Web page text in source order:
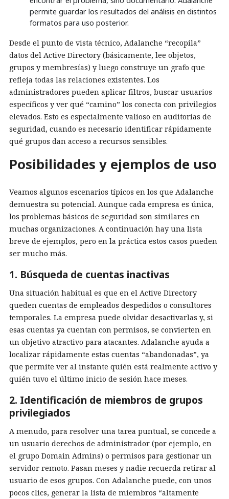
permite guardar los resultados del análisis en distintos
formatos para uso posterior.
Desde el punto de vista técnico, Adalanche “recopila”
datos del Active Directory (básicamente, lee objetos,
grupos y membresías) y luego construye un grafo que
refleja todas las relaciones existentes. Los
administradores pueden aplicar filtros, buscar usuarios
específicos y ver qué “camino” los conecta con privilegios
elevados. Esto es especialmente valioso en auditorías de
seguridad, cuando es necesario identificar rápidamente
qué grupos dan acceso a recursos sensibles.
Posibilidades y ejemplos de uso
Veamos algunos escenarios típicos en los que Adalanche
demuestra su potencial. Aunque cada empresa es única,
los problemas básicos de seguridad son similares en
muchas organizaciones. A continuación hay una lista
breve de ejemplos, pero en la práctica estos casos pueden
ser mucho más.
1. Búsqueda de cuentas inactivas
Una situación habitual es que en el Active Directory
queden cuentas de empleados despedidos o consultores
temporales. La empresa puede olvidar desactivarlas y, si
esas cuentas ya cuentan con permisos, se convierten en
un objetivo atractivo para atacantes. Adalanche ayuda a
localizar rápidamente estas cuentas “abandonadas”, ya
que permite ver al instante quién está realmente activo y
quién tuvo el último inicio de sesión hace meses.
2. Identificación de miembros de grupos
privilegiados
A menudo, para resolver una tarea puntual, se concede a
un usuario derechos de administrador (por ejemplo, en
el grupo Domain Admins) o permisos para gestionar un
servidor remoto. Pasan meses y nadie recuerda retirar al
usuario de esos grupos. Con Adalanche puede, con unos
pocos clics, generar la lista de miembros “altamente